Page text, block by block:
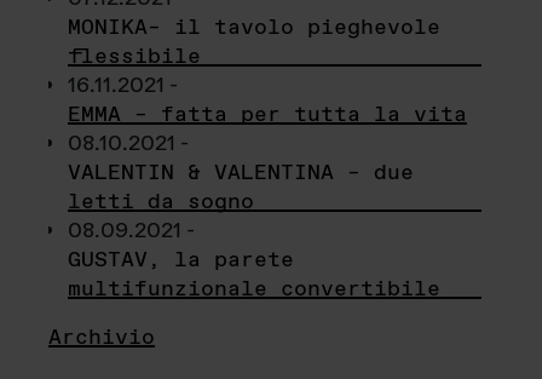
MONIKA– il tavolo pieghevole
flessibile
16.11.2021 -
EMMA – fatta per tutta la vita
08.10.2021 -
VALENTIN & VALENTINA – due
letti da sogno
08.09.2021 -
GUSTAV, la parete
multifunzionale convertibile
Archivio